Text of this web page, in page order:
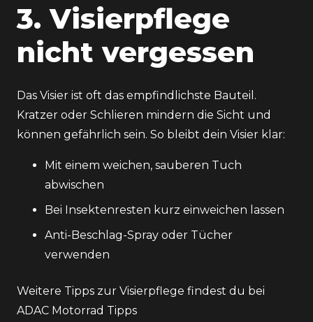
3. Visierpflege
nicht vergessen
Das Visier ist oft das empfindlichste Bauteil.
Kratzer oder Schlieren mindern die Sicht und
können gefährlich sein. So bleibt dein Visier klar:
Mit einem weichen, sauberen Tuch
abwischen
Bei Insektenresten kurz einweichen lassen
Anti-Beschlag-Spray oder Tücher
verwenden
Weitere Tipps zur Visierpflege findest du bei
ADAC Motorrad Tipps